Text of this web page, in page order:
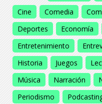
Cine
Comedia
Deportes
Economía
Entretenimiento
Historia
Juegos
Música
Narración
Periodismo